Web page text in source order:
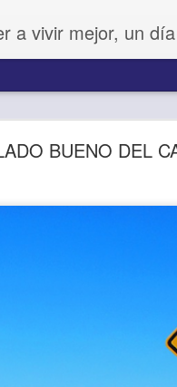
BUENO DEL
a vivir mejor, un
Amar sin fingimiento